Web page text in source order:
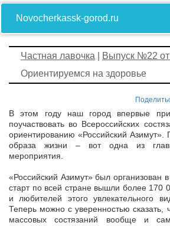
Novocherkassk-gorod.ru
Частная лавочка Выпуск №22
Ориентируемся на здоровье
В этом году наш город впервые
поучаствовать во Всероссийских
ориентированию «Российский Азимут».
образа жизни – вот одна из
мероприятия.
«Российский Азимут» был организован
старт по всей стране вышли более 170
и любителей этого увлекательного
Теперь можно с уверенностью сказать,
массовых состязаний вообще и